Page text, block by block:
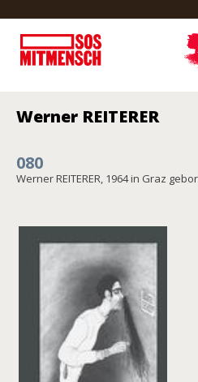
Werner REITERER
080
Werner REITERER, 1964 in Graz